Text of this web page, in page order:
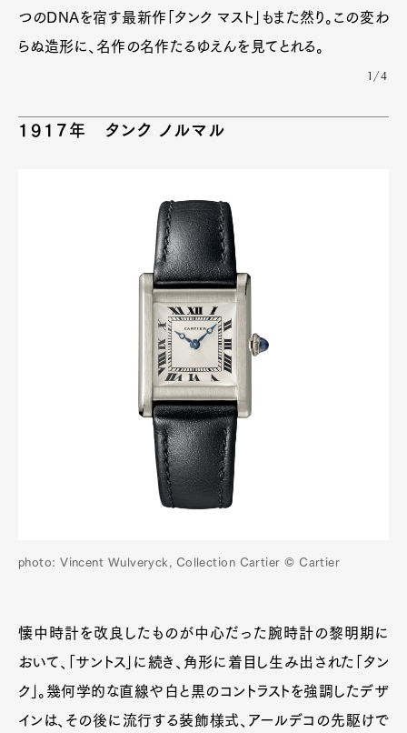
つのDNAを宿す最新作「タンク マスト」もまた然り。この変わ
らぬ造形に、名作の名作たるゆえんを見てとれる。
1/4
1917年 タンク ノルマル
photo: Vincent Wulveryck, Collection Cartier © Cartier
懐中時計を改良したものが中心だった腕時計の黎明期に
おいて、「サントス」に続き、角形に着目し生み出された「タン
ク」。幾何学的な直線や白と黒のコントラストを強調したデザ
インは、その後に流行する装飾様式、アールデコの先駆けで